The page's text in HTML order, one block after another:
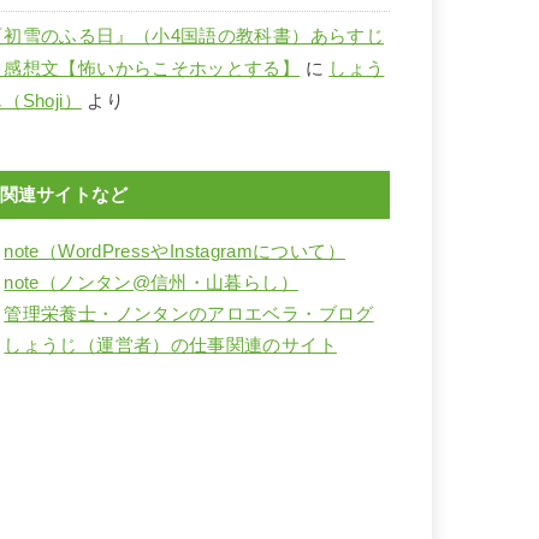
初雪のふる日』（小4国語の教科書）あらすじ
感想文【怖いからこそホッとする】
に しょう
Shoji）
より
関連サイトなど
note（WordPressやInstagramについて）
note（ノンタン@信州・山暮らし）
管理栄養士・ノンタンのアロエベラ・ブログ
しょうじ（運営者）の仕事関連のサイト